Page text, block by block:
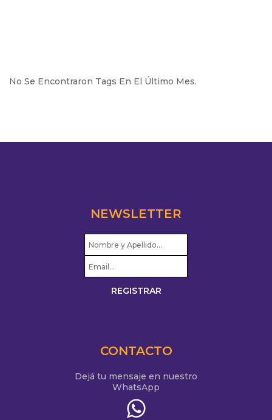
No Se Encontraron Tags En El Último Mes.
NEWSLETTER
CONTACTO
Dejá tu mensaje en nuestro
WhatsApp